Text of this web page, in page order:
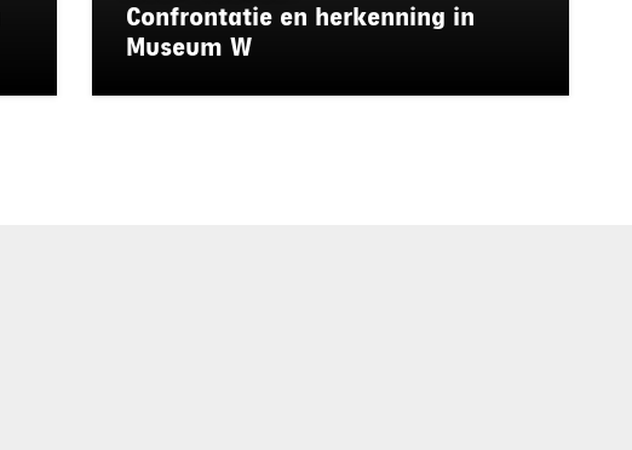
Confrontatie en herkenning in
Museum W